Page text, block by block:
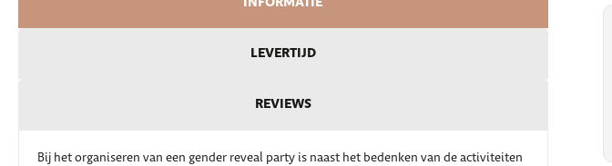
LEVERTIJD
REVIEWS
Bij het organiseren van een gender reveal party is naast het bedenken van de activiteiten